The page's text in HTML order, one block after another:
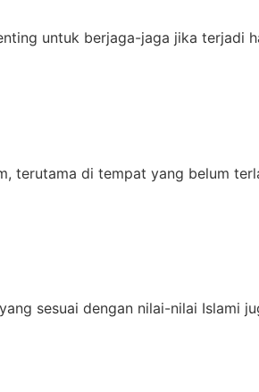
untuk berjaga-jaga jika terjadi
terutama di tempat yang belum
sesuai dengan nilai-nilai Islami